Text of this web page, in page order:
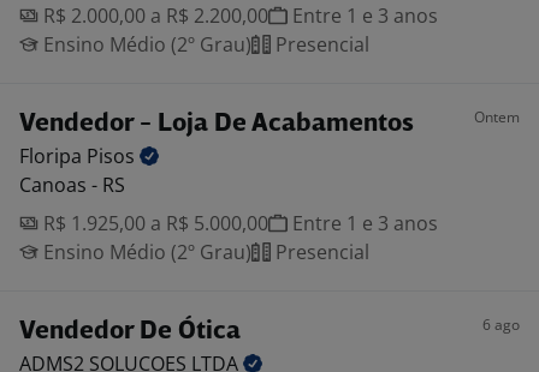
R$ 2.000,00 a R$ 2.200,00
Entre 1 e 3 anos
Ensino Médio (2º Grau)
Presencial
Vendedor - Loja De Acabamentos Ontem
Floripa Pisos
Canoas - RS
R$ 1.925,00 a R$ 5.000,00
Entre 1 e 3 anos
Ensino Médio (2º Grau)
Presencial
Vendedor De Ótica 6 ago
ADMS2 SOLUCOES LTDA